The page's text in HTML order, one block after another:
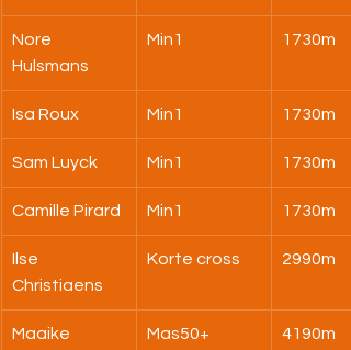
Nore
Hulsmans
Min1 1730m
Isa Roux Min1 1730m
Sam Luyck Min1 1730m
Camille Pirard Min1 1730m
Ilse
Christiaens
Korte cross 2990m
Maaike
Mas50+ 4190m